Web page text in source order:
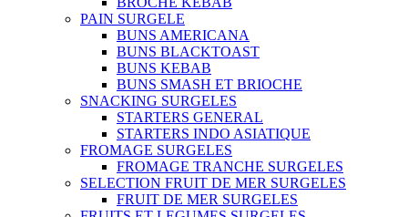
PAIN SURGELE
BUNS AMERICANA
BUNS BLACKTOAST
BUNS KEBAB
BUNS SMASH ET BRIOCHE
SNACKING SURGELES
STARTERS GENERAL
STARTERS INDO ASIATIQUE
FROMAGE SURGELES
FROMAGE TRANCHE SURGELES
SELECTION FRUIT DE MER SURGELES
FRUIT DE MER SURGELES